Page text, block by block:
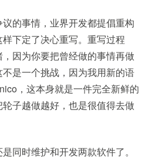
的事情，业界开发都提倡重构
下定了决心重写。重写过程
因为你要把曾经做的事情再做
是一个挑战，因为我用新的语
，这本身就是一件完全新鲜的
子越做越好，也是很值得去做
同时维护和开发两款软件了。